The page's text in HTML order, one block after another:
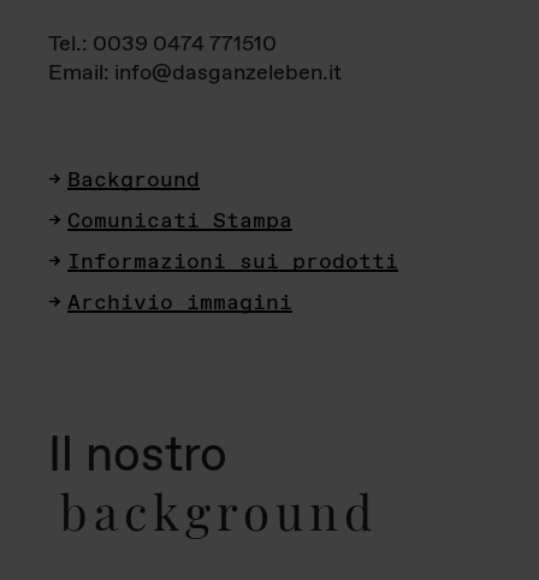
Tel.: 0039 0474 771510
Email: info@dasganzeleben.it
Background
Comunicati Stampa
Informazioni sui prodotti
Archivio immagini
Il nostro
background